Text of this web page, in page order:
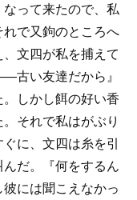
なって来たので、私
で又鉤のところへ
文四が私を捕えて
古い友達だから』
しかし餌の好い香
それで私はがぶり
に、文四は糸を引
だ。『何をするん
には聞こえなかっ